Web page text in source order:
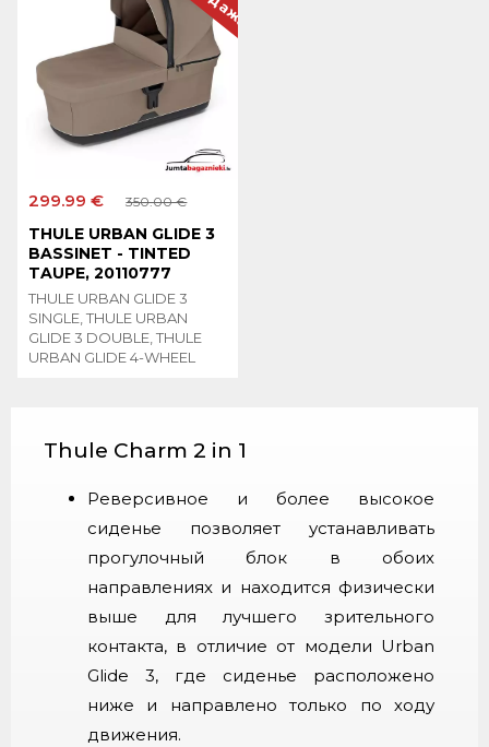
299.99 € 350.00 €
THULE URBAN GLIDE 3
BASSINET - TINTED
TAUPE, 20110777
THULE URBAN GLIDE 3
SINGLE, THULE URBAN
GLIDE 3 DOUBLE, THULE
URBAN GLIDE 4-WHEEL
Thule Charm 2 in 1
Реверсивное и более высокое
сиденье позволяет устанавливать
прогулочный блок в обоих
направлениях и находится физически
выше для лучшего зрительного
контакта, в отличие от модели Urban
Glide 3, где сиденье расположено
ниже и направлено только по ходу
движения.